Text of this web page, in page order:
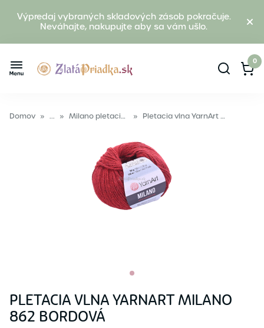
Výpredaj vybraných skladových zásob pokračuje.
Neváhajte, nakupujte aby sa vám ušlo.
0
Domov » ... » Milano pletacia vlna » Pletacia vlna YarnArt MILANO 862 bordová
PLETACIA VLNA YARNART MILANO
862 BORDOVÁ